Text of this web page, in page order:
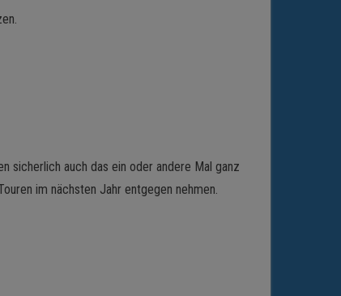
sicherlich auch das ein oder andere Mal ganz
im nächsten Jahr entgegen nehmen.